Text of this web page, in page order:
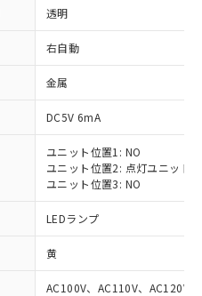
透明
右自動
金属
DC5V 6mA
ユニット位置1: NO
ユニット位置2: 点灯ユニット
ユニット位置3: NO
LEDランプ
黄
AC100V、AC110V、AC120V